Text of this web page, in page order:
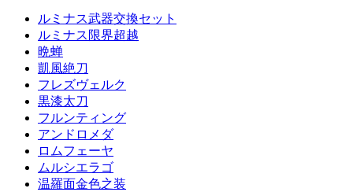
ルミナス武器交換セット
ルミナス限界超越
晩蝉
凱風絶刀
フレズヴェルク
黒漆太刀
フルンティング
アンドロメダ
ロムフェーヤ
ムルシエラゴ
温羅面金色之装